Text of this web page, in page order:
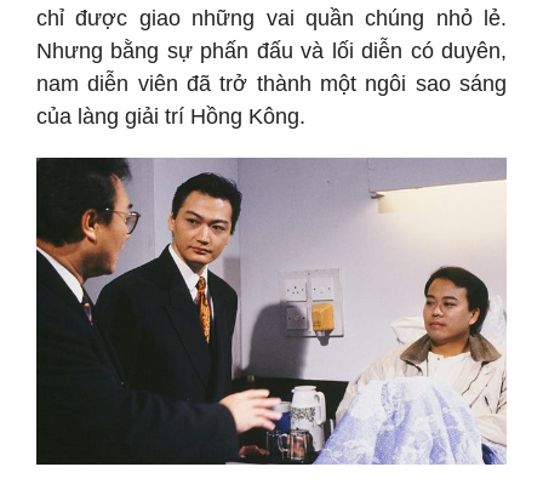
chỉ được giao những vai quần chúng nhỏ lẻ.
Nhưng bằng sự phấn đấu và lối diễn có duyên,
nam diễn viên đã trở thành một ngôi sao sáng
của làng giải trí Hồng Kông.